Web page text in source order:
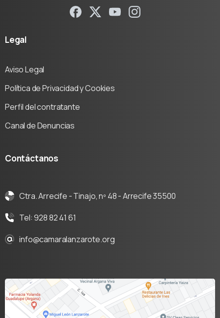
Legal
Aviso Legal
Política de Privacidad y Cookies
Perfil del contratante
Canal de Denuncias
Contáctanos
Ctra. Arrecife - Tinajo, nº 48 - Arrecife 35500
Tel: 928 82 41 61
info@camaralanzarote.org